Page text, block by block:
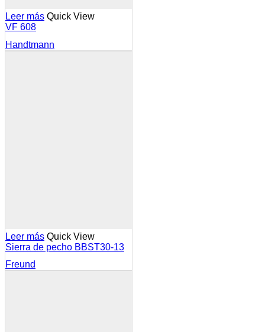
Leer más Quick View
VF 608
Handtmann
Leer más Quick View
Sierra de pecho BBST30-13
Freund